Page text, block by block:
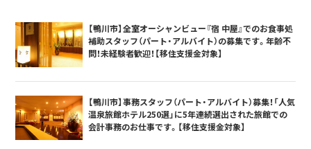
【鴨川市】全室オーシャンビュー『宿 中屋』でのお食事処
補助スタッフ（パート・アルバイト）の募集です。年齢不
問！未経験者歓迎！【移住支援金対象】
【鴨川市】事務スタッフ（パート・アルバイト）募集！「人気
温泉旅館ホテル250選」に5年連続選出された旅館での
会計事務のお仕事です。【移住支援金対象】